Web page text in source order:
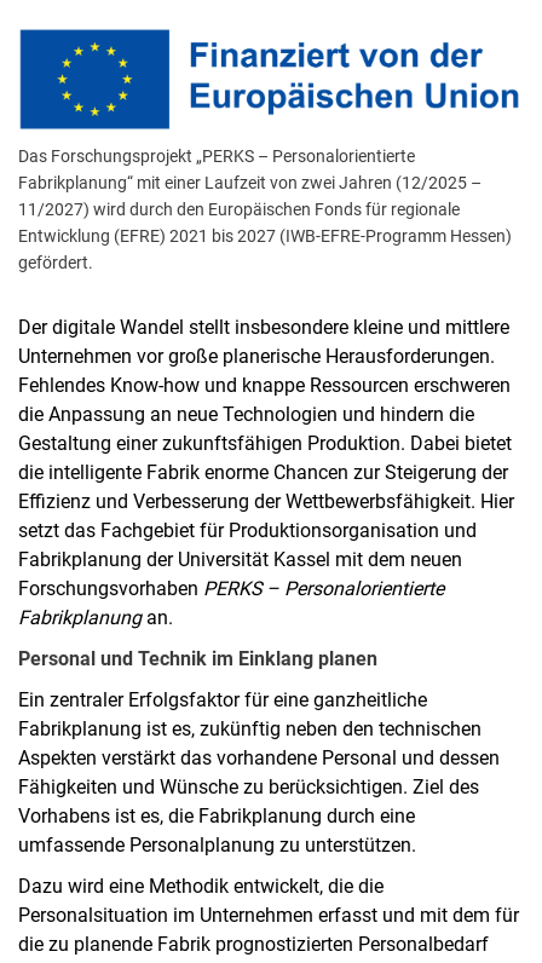
Das Forschungsprojekt „PERKS – Personalorientierte
Fabrikplanung“ mit einer Laufzeit von zwei Jahren (12/2025 –
11/2027) wird durch den Europäischen Fonds für regionale
Entwicklung (EFRE) 2021 bis 2027 (IWB-EFRE-Programm Hessen)
gefördert.
Der digitale Wandel stellt insbesondere kleine und mittlere
Unternehmen vor große planerische Herausforderungen.
Fehlendes Know-how und knappe Ressourcen erschweren
die Anpassung an neue Technologien und hindern die
Gestaltung einer zukunftsfähigen Produktion. Dabei bietet
die intelligente Fabrik enorme Chancen zur Steigerung der
Effizienz und Verbesserung der Wettbewerbsfähigkeit. Hier
setzt das Fachgebiet für Produktionsorganisation und
Fabrikplanung der Universität Kassel mit dem neuen
Forschungsvorhaben PERKS – Personalorientierte
Fabrikplanungan.
Personal und Technik im Einklang planen
Ein zentraler Erfolgsfaktor für eine ganzheitliche
Fabrikplanung ist es, zukünftig neben den technischen
Aspekten verstärkt das vorhandene Personal und dessen
Fähigkeiten und Wünsche zu berücksichtigen. Ziel des
Vorhabens ist es, die Fabrikplanung durch eine
umfassende Personalplanung zu unterstützen.
Dazu wird eine Methodik entwickelt, die die
Personalsituation im Unternehmen erfasst und mit dem für
die zu planende Fabrik prognostizierten Personalbedarf